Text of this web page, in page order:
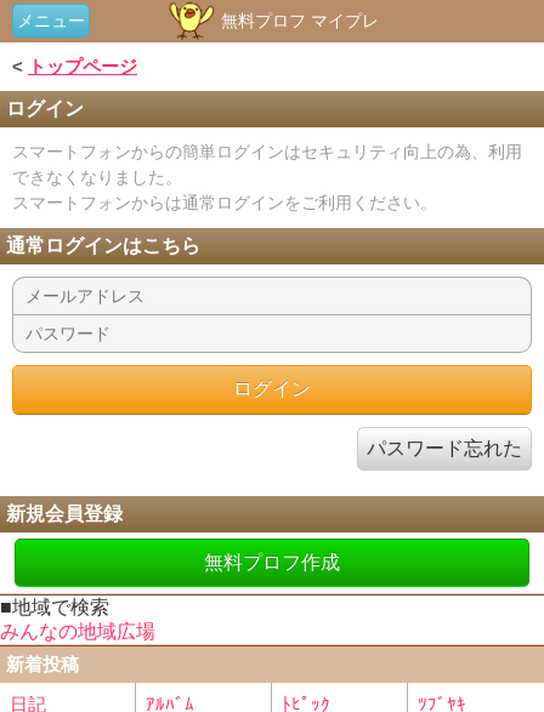
メニュー 無料プロフ マイプレ
< トップページ
ログイン
スマートフォンからの簡単ログインはセキュリティ向上の為、利用
できなくなりました。
スマートフォンからは通常ログインをご利用ください。
通常ログインはこちら
パスワード忘れた
新規会員登録
無料プロフ作成
■地域で検索
みんなの地域広場
新着投稿
日記
ｱﾙﾊﾞﾑ ﾄﾋﾟｯｸ
ﾂﾌﾞﾔｷ